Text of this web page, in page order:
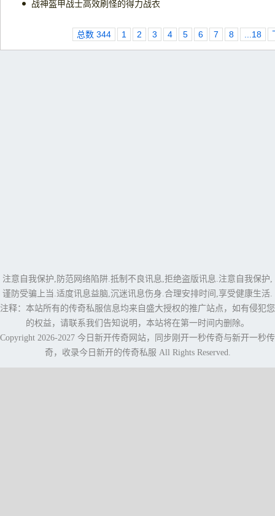
战神盔甲战士高效刷怪的得力战衣
总数 344 1 2 3 4 5 6 7 8 ...18
注意自我保护,防范网络陷阱.抵制不良讯息,拒绝盗版讯息.注意自我保护,
谨防受骗上当.适度讯息益脑,沉迷讯息伤身.合理安排时间,享受健康生活.
注释：本站所有的传奇私服信息均来自盛大授权的推广站点，如有侵犯您
的权益，请联系我们告知说明，本站将在第一时间内删除。
Copyright 2026-2027 今日新开传奇网站，同步 刚开一秒传奇与新开一秒传
奇，收录今日新开的传奇私服 All Rights Reserved.